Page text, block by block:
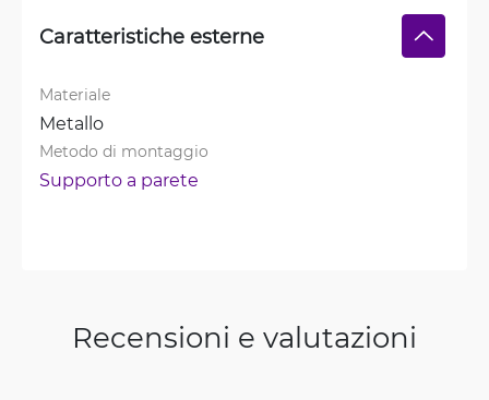
Caratteristiche esterne
Materiale
Metallo
Metodo di montaggio
Supporto a parete
Recensioni e valutazioni